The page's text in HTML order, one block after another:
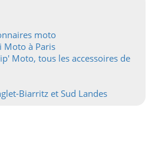
moto
Moto à Paris
Moto, tous les accessoires de
Biarritz et Sud Landes